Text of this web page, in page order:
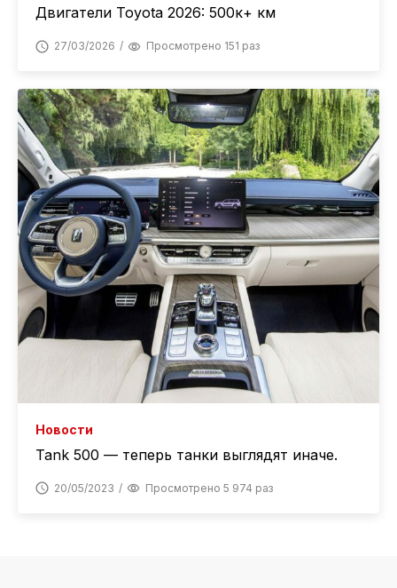
Двигатели Toyota 2026: 500к+ км
27/03/2026 Просмотрено 151 раз
Новости
Tank 500 — теперь танки выглядят иначе.
20/05/2023 Просмотрено 5 974 раз